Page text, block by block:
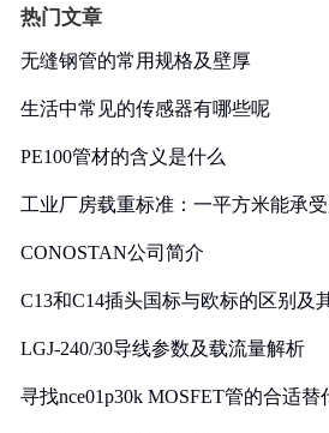
热门文章
无缝钢管的常用规格及壁厚
生活中常见的传感器有哪些呢
PE100管材的含义是什么
工业厂房载重标准：一平方米能承
CONOSTAN公司简介
C13和C14插头国标与欧标的区别及
LGJ-240/30导线参数及载流量解析
寻找nce01p30k MOSFET管的合适替